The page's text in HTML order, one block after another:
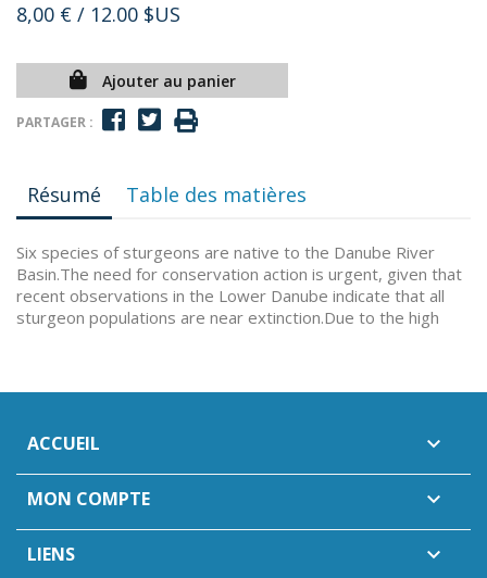
8,00 € / 12.00 $US
Ajouter au panier
PARTAGER :
Résumé Table des matières
Six species of sturgeons are native to the Danube River
Basin.The need for conservation action is urgent, given that
recent observations in the Lower Danube indicate that all
sturgeon populations are near extinction.Due to the high
ACCUEIL 
MON COMPTE 
LIENS 